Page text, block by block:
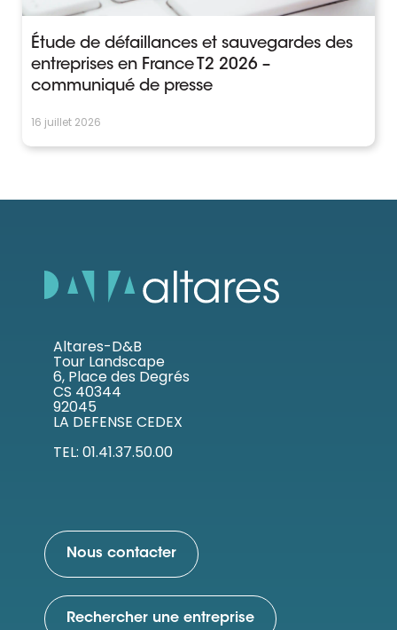
Étude de défaillances et sauvegardes des
entreprises en France T2 2026 –
communiqué de presse
16 juillet 2026
Altares-D&B
Tour Landscape
6, Place des Degrés
CS 40344
92045
LA DEFENSE CEDEX
TEL: 01.41.37.50.00
Nous contacter
Rechercher une entreprise